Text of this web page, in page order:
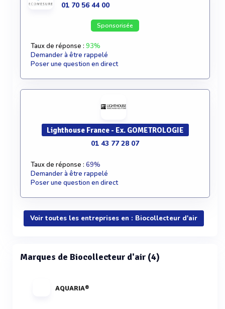
01 70 56 44 00
Sponsorisée
Taux de réponse : 93%
Demander à être rappelé
Poser une question en direct
Lighthouse France - Ex. GOMETROLOGIE
01 43 77 28 07
Taux de réponse : 69%
Demander à être rappelé
Poser une question en direct
Voir toutes les entreprises en : Biocollecteur d'air
Marques de Biocollecteur d'air (4)
AQUARIA®